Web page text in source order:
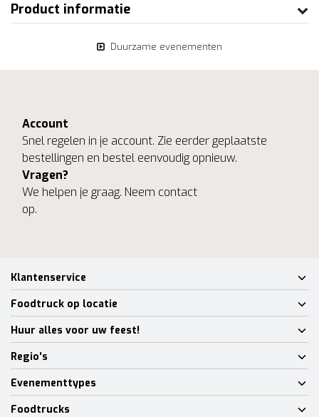
Product informatie
Duurzame evenementen
Account
Snel regelen in je account. Zie eerder geplaatste
bestellingen en bestel eenvoudig opnieuw.
Vragen?
We helpen je graag. Neem contact
op.
Klantenservice
Foodtruck op locatie
Huur alles voor uw feest!
Regio's
Evenementtypes
Foodtrucks